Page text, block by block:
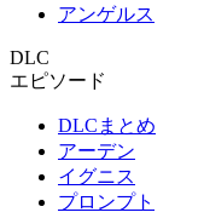
アンゲルス
DLC
エピソード
DLCまとめ
アーデン
イグニス
プロンプト